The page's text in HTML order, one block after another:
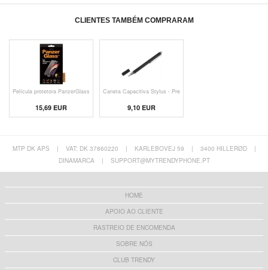
CLIENTES TAMBÉM COMPRARAM
Película protetora PanzerGlass
15,69 EUR
Caneta Capacitiva Stylus - Pre
9,10 EUR
MTP DK APS | VAT: DK 37860220 | KARLEBOVEJ 59 | 3400 HILLERØD
|
DINAMARCA
| SUPPORT@MYTRENDYPHONE.PT
HOME
APOIO AO CLIENTE
RASTREIO DE ENCOMENDA
SOBRE NÓS
CLUB TRENDY